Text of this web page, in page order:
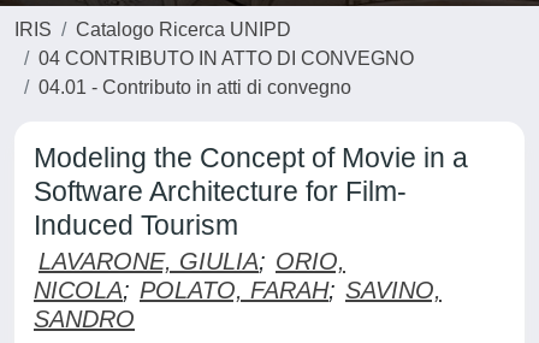
IRIS
Catalogo Ricerca UNIPD
04 CONTRIBUTO IN ATTO DI CONVEGNO
04.01 - Contributo in atti di convegno
Modeling the Concept of Movie in a
Software Architecture for Film-
Induced Tourism
LAVARONE, GIULIA; ORIO,
NICOLA; POLATO, FARAH; SAVINO,
SANDRO